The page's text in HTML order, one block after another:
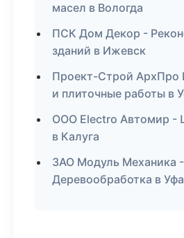
масел в Вологда
ПСК Дом Декор -
зданий в Ижевск
Проект-Строй АрхПро
и плиточные работы в
ООО Electro Автомир -
в Калуга
ЗАО Модуль Механика -
Деревообработка в Уфа